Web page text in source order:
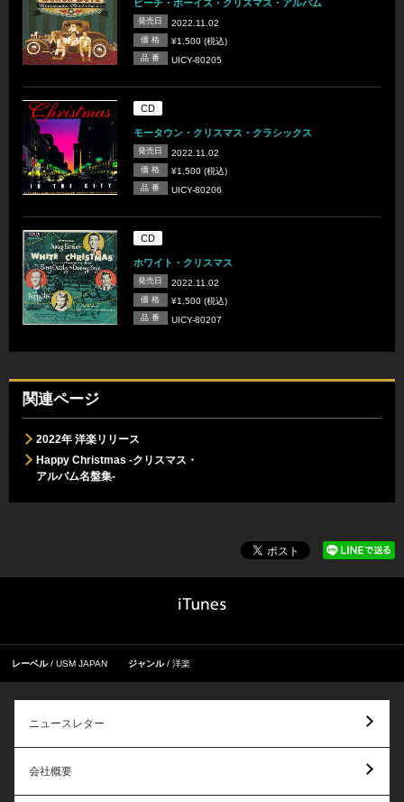
ビーチ・ボーイズ・クリスマス・アルバム
発売日 2022.11.02
価 格 ¥1,500 (税込)
品 番 UICY-80205
CD
モータウン・クリスマス・クラシックス
発売日 2022.11.02
価 格 ¥1,500 (税込)
品 番 UICY-80206
CD
ホワイト・クリスマス
発売日 2022.11.02
価 格 ¥1,500 (税込)
品 番 UICY-80207
関連ページ
2022年 洋楽リリース
Happy Christmas -クリスマス・
アルバム名盤集-
レーベル USM JAPAN ジャンル 洋楽
ニュースレター
会社概要